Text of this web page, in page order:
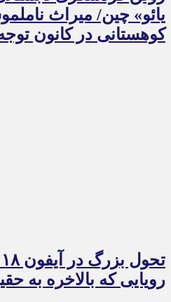
یائو» چین/ میراث
کوهستانی در کانون
رویایی که بالاخره به